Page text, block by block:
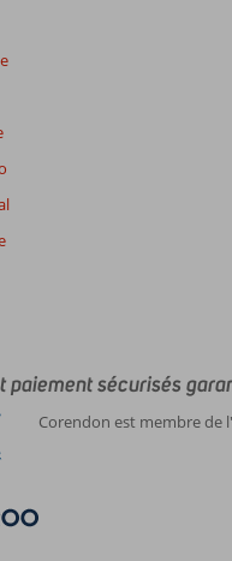
paiement sécurisés
Corendon est membre de